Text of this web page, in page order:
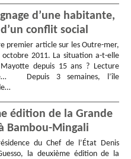
d’une habitante,
conflit social
premier article sur les Outre-mer,
octobre 2011. La situation a-t-elle
depuis 15 ans ? Lecture
Depuis 3 semaines, l’île
édition de la Grande
Bambou-Mingali
du Chef de l’État Denis
la deuxième édition de la